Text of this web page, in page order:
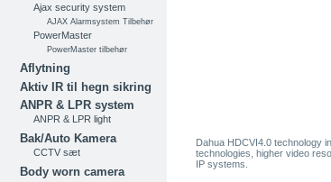
Ajax security system
AJAX Alarmsystem Tilbehør
PowerMaster
PowerMaster tilbehør
Aflytning
Aktiv IR til hegn sikring
ANPR & LPR system
ANPR & LPR light
Bak/Auto Kamera
CCTV sæt
Body worn camera
Dahua HDCVI4.0 technology
technologies, higher video
IP systems.